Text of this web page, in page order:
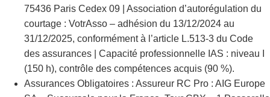
75436 Paris Cedex 09 | Association d’autorégulation du
courtage : VotrAsso – adhésion du 13/12/2024 au
31/12/2025, conformément à l’article L.513-3 du Code
des assurances | Capacité professionnelle IAS : niveau I
(150 h), contrôle des compétences acquis (90 %).
Assurances Obligatoires : Assureur RC Pro : AIG Europe